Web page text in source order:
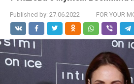
Published by: 27.06.2022 FOR YOUR